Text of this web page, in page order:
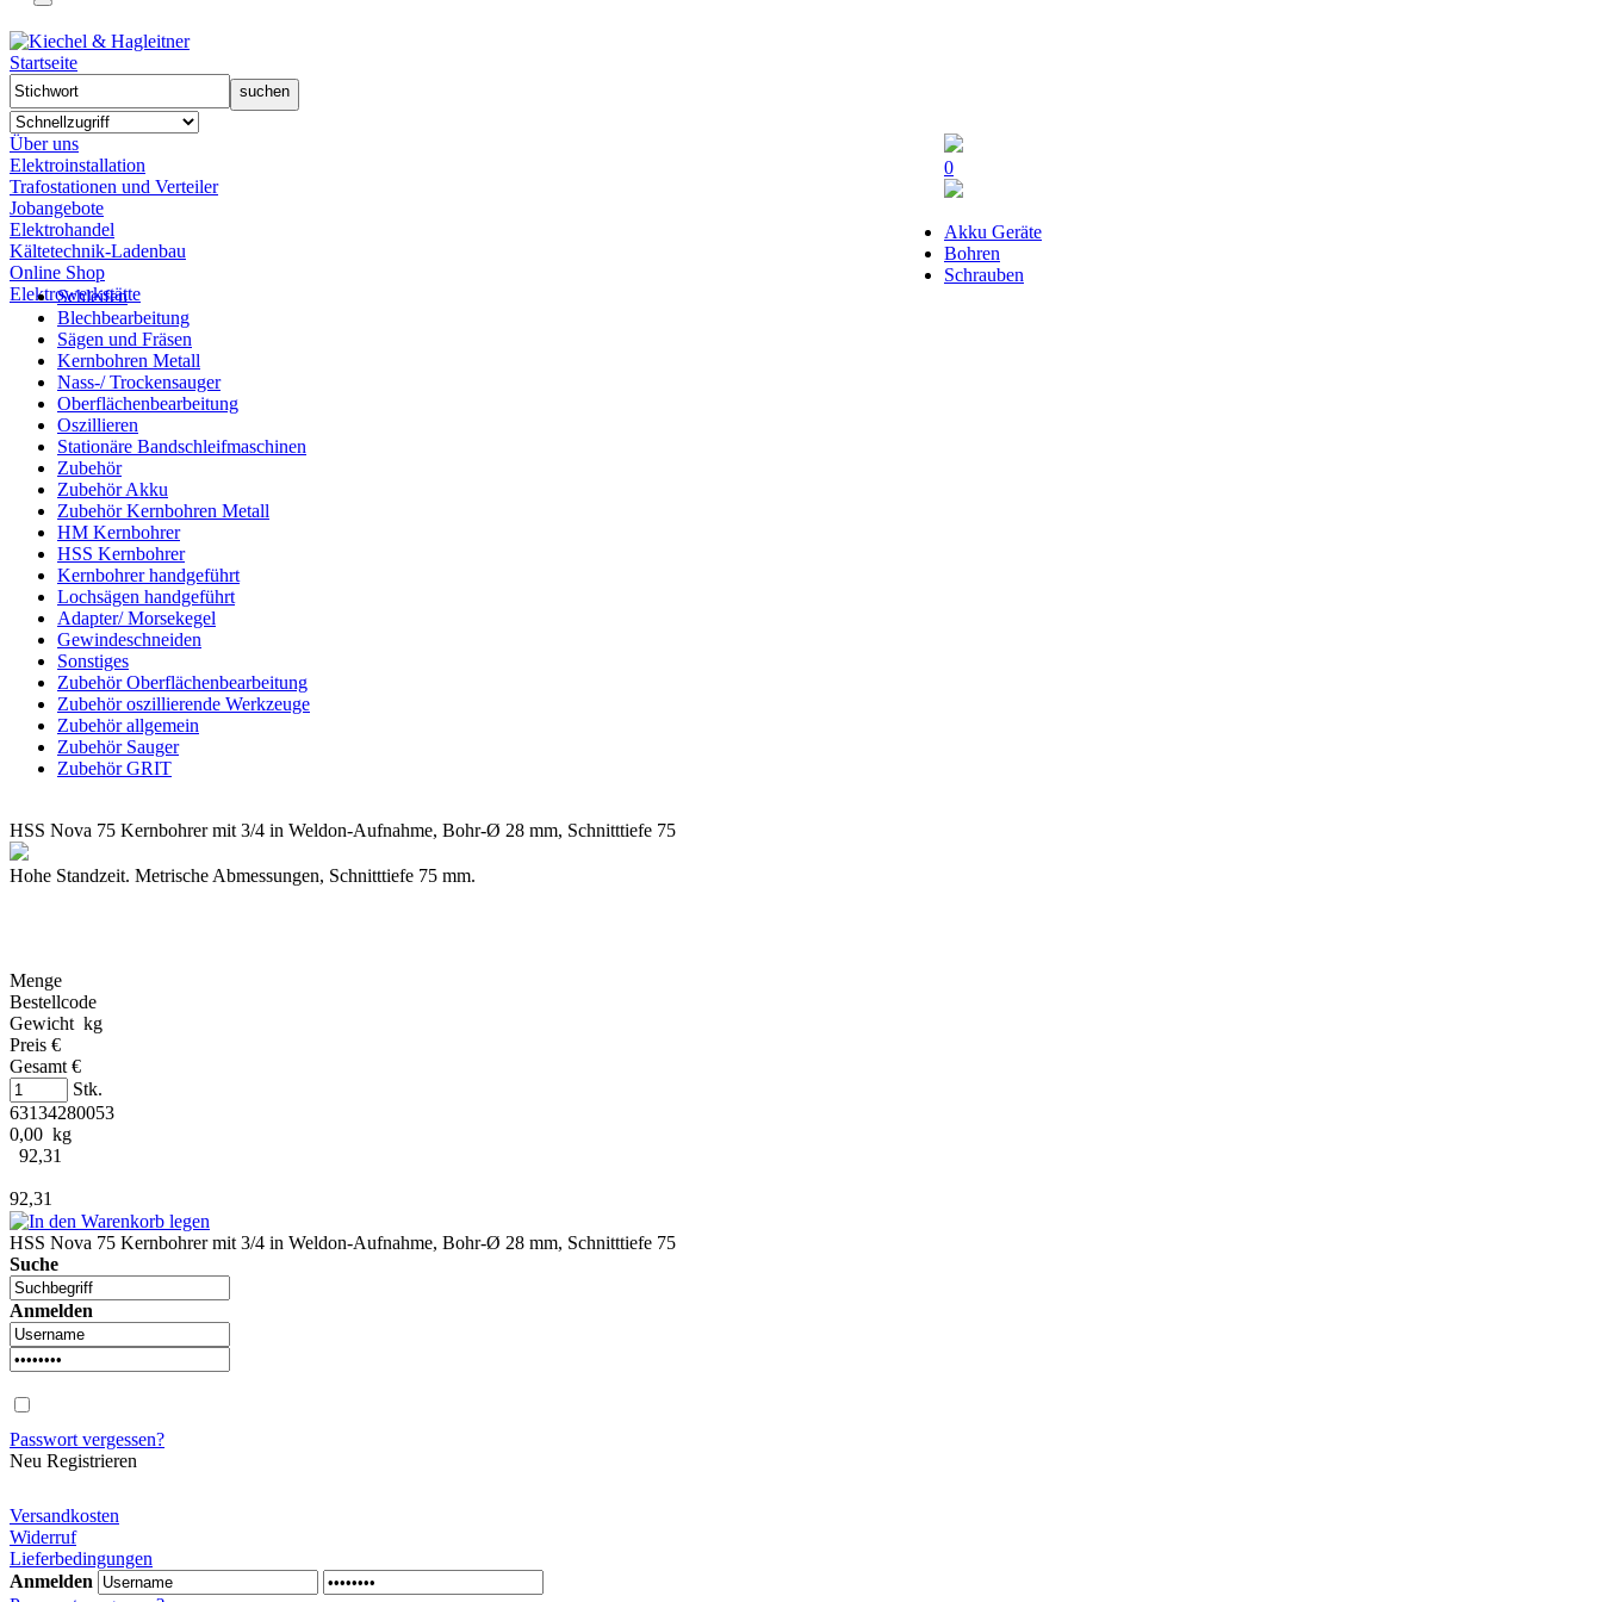
Startseite
Über uns
Elektroinstallation
Trafostationen und Verteiler
Jobangebote
Elektrohandel
Kältetechnik-Ladenbau
Online Shop
Elektrowerkstätte
0
Akku Geräte
Bohren
Schrauben
Schleifen
Blechbearbeitung
Sägen und Fräsen
Kernbohren Metall
Nass-/ Trockensauger
Oberflächenbearbeitung
Oszillieren
Stationäre Bandschleifmaschinen
Zubehör
Zubehör Akku
Zubehör Kernbohren Metall
HM Kernbohrer
HSS Kernbohrer
Kernbohrer handgeführt
Lochsägen handgeführt
Adapter/ Morsekegel
Gewindeschneiden
Sonstiges
Zubehör Oberflächenbearbeitung
Zubehör oszillierende Werkzeuge
Zubehör allgemein
Zubehör Sauger
Zubehör GRIT
HSS Nova 75 Kernbohrer mit 3/4 in Weldon-Aufnahme, Bohr-Ø 28 mm, Schnitttiefe 75
Hohe Standzeit. Metrische Abmessungen, Schnitttiefe 75 mm.
Menge
Bestellcode
Gewicht kg
Preis €
Gesamt €
Stk.
63134280053
0,00 kg
92,31
92,31
HSS Nova 75 Kernbohrer mit 3/4 in Weldon-Aufnahme, Bohr-Ø 28 mm, Schnitttiefe 75
Suche
Anmelden
Passwort vergessen?
Neu Registrieren
Versandkosten
Widerruf
Lieferbedingungen
Anmelden